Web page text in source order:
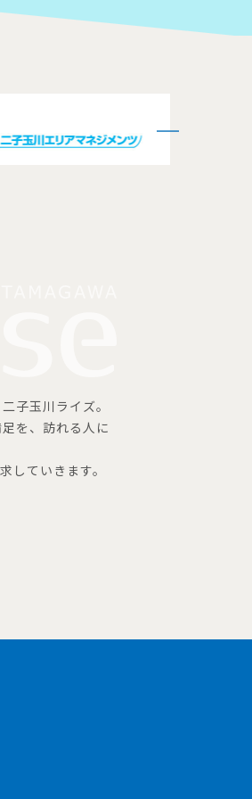
子玉川ライズ。
を、訪れる人に
していきます。